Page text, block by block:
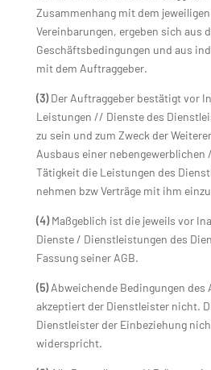
Zusammenhang mit dem
Vereinbarungen, ergeben sich aus
Geschäftsbedingungen und aus
mit dem Auftraggeber.
(3)Der Auftraggeber bestätigt vor
Leistungen // Dienste des
zu sein und zum Zweck der
Ausbaus einer nebengewerblichen
Tätigkeit die Leistungen des
nehmen bzw Verträge mit ihm
(4)Maßgeblich ist die jeweils vor
Dienste / Dienstleistungen des
Fassung seiner AGB.
(5)Abweichende Bedingungen des
akzeptiert der Dienstleister nicht.
Dienstleister der Einbeziehung
widerspricht.